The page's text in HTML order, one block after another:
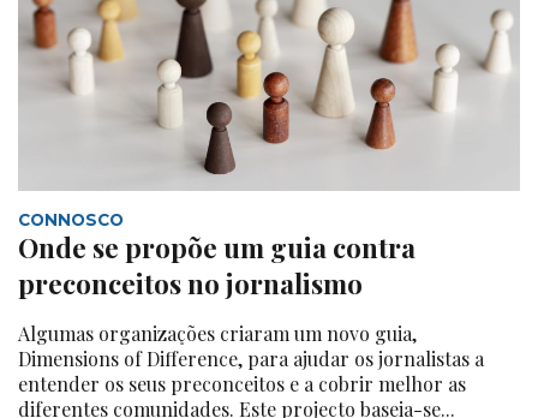
CONNOSCO
Onde se propõe um guia contra
preconceitos no jornalismo
Algumas organizações criaram um novo guia,
Dimensions of Difference, para ajudar os jornalistas a
entender os seus preconceitos e a cobrir melhor as
diferentes comunidades. Este projecto baseia-se...